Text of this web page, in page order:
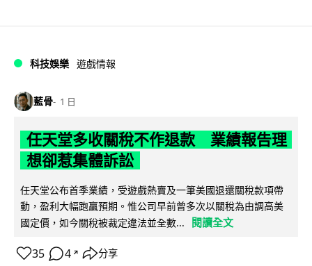
科技娛樂 遊戲情報
藍骨 1 日
任天堂多收關稅不作退款 業績報告理
想卻惹集體訴訟
任天堂公布首季業績，受遊戲熱賣及一筆美國退還關稅款項帶
動，盈利大幅跑贏預期。惟公司早前曾多次以關稅為由調高美
國定價，如今關稅被裁定違法並全數...
閱讀全文
35 4 ↗ 分享